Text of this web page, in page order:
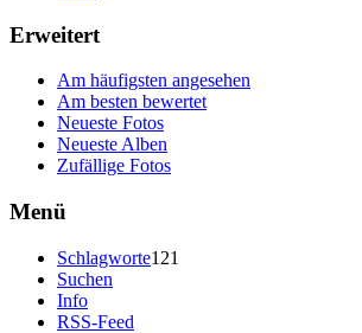
Erweitert
Am häufigsten angesehen
Am besten bewertet
Neueste Fotos
Neueste Alben
Zufällige Fotos
Menü
Schlagworte121
Suchen
Info
RSS-Feed